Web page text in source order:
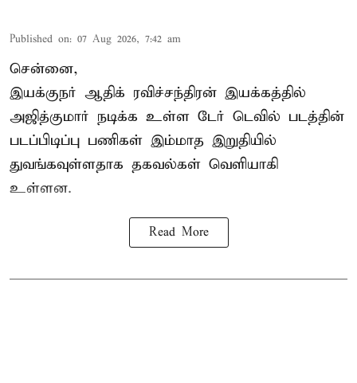
Published on: 07 Aug 2026, 7:42 am
சென்னை,
இயக்குநர் ஆதிக் ரவிச்சந்திரன் இயக்கத்தில்
அஜித்குமார் நடிக்க உள்ள டேர் டெவில் படத்தின்
படப்பிடிப்பு பணிகள் இம்மாத இறுதியில்
துவங்கவுள்ளதாக தகவல்கள் வெளியாகி
உள்ளன.
Read More